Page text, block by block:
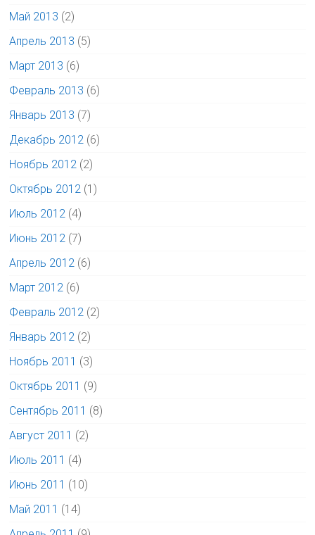
Май 2013 (2)
Апрель 2013 (5)
Март 2013 (6)
Февраль 2013 (6)
Январь 2013 (7)
Декабрь 2012 (6)
Ноябрь 2012 (2)
Октябрь 2012 (1)
Июль 2012 (4)
Июнь 2012 (7)
Апрель 2012 (6)
Март 2012 (6)
Февраль 2012 (2)
Январь 2012 (2)
Ноябрь 2011 (3)
Октябрь 2011 (9)
Сентябрь 2011 (8)
Август 2011 (2)
Июль 2011 (4)
Июнь 2011 (10)
Май 2011 (14)